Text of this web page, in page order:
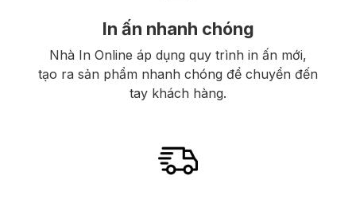
In ấn nhanh chóng
Nhà In Online áp dụng quy trình in ấn mới,
tạo ra sản phẩm nhanh chóng để chuyển đến
tay khách hàng.